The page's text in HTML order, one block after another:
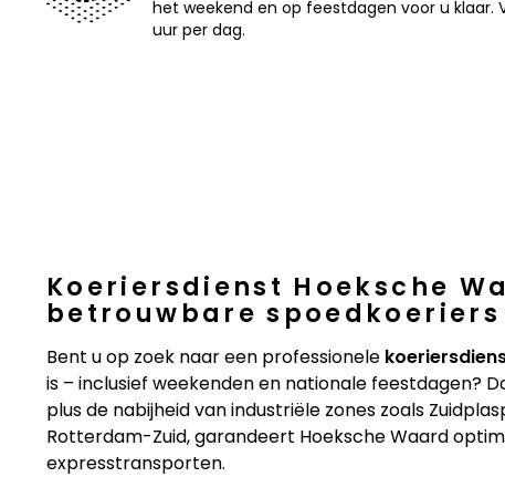
het weekend en op feestdagen voor u klaar.
uur per dag.
Koeriersdienst Hoeksche
betrouwbare
Bent u op zoek naar een professionele
is – inclusief weekenden en nationale feestdagen?
plus de nabijheid van industriële zones zoals
Rotterdam-Zuid, garandeert Hoeksche Waard
expresstransporten.